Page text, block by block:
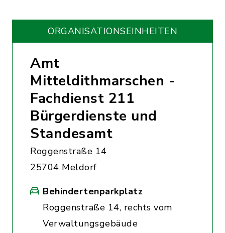
ORGANISATIONS­EINHEITEN
Amt
Mitteldithmarschen -
Fachdienst 211
Bürgerdienste und
Standesamt
Roggenstraße 14
25704 Meldorf
Behindertenparkplatz
Roggenstraße 14, rechts vom
Verwaltungsgebäude